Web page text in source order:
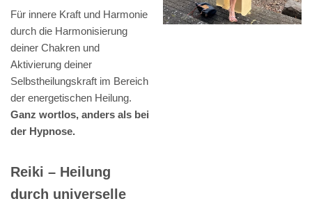
Für innere Kraft und Harmonie
durch die Harmonisierung
deiner Chakren und
Aktivierung deiner
Selbstheilungskraft im Bereich
der energetischen Heilung.
Ganz wortlos, anders als bei
der Hypnose.
Reiki – Heilung
durch universelle